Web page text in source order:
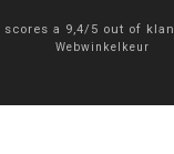
scores a 9,4/ 5 out of
Webwinkelkeur